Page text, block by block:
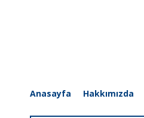
Anasayfa Hakkımızda